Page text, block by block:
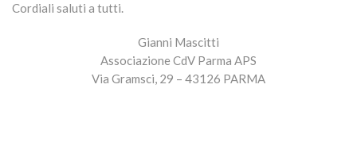
Cordiali saluti a tutti.
Gianni Mascitti
Associazione CdV Parma APS
Via Gramsci, 29 – 43126 PARMA